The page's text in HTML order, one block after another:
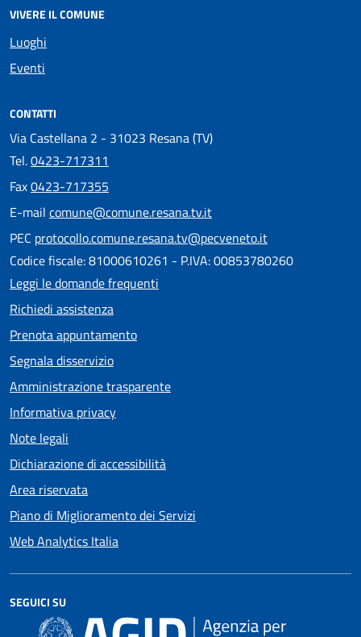
VIVERE IL COMUNE
Luoghi
Eventi
CONTATTI
Via Castellana 2 - 31023 Resana (TV)
Tel.0423-717311
Fax0423-717355
E-mail comune@comune.resana.tv.it
PEC protocollo.comune.resana.tv@pecveneto.it
Codice fiscale: 81000610261 - P.IVA: 00853780260
Leggi le domande frequenti
Richiedi assistenza
Prenota appuntamento
Segnala disservizio
Amministrazione trasparente
Informativa privacy
Note legali
Dichiarazione di accessibilità
Area riservata
Piano di Miglioramento dei Servizi
Web Analytics Italia
SEGUICI SU